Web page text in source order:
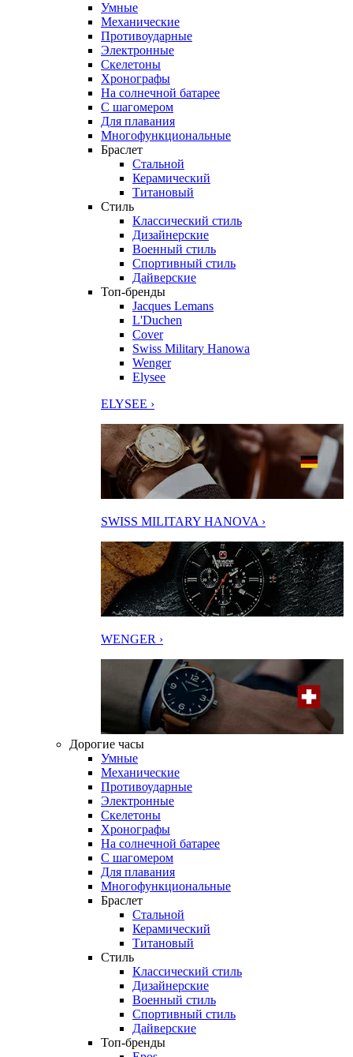
Умные
Механические
Противоударные
Электронные
Скелетоны
Хронографы
На солнечной батарее
С шагомером
Для плавания
Многофункциональные
Браслет
Стальной
Керамический
Титановый
Стиль
Классический стиль
Дизайнерские
Военный стиль
Спортивный стиль
Дайверские
Топ-бренды
Jacques Lemans
L'Duchen
Cover
Swiss Military Hanowa
Wenger
Elysee
ELYSEE ›
SWISS MILITARY HANOVA ›
WENGER ›
Дорогие часы
Умные
Механические
Противоударные
Электронные
Скелетоны
Хронографы
На солнечной батарее
С шагомером
Для плавания
Многофункциональные
Браслет
Стальной
Керамический
Титановый
Стиль
Классический стиль
Дизайнерские
Военный стиль
Спортивный стиль
Дайверские
Топ-бренды